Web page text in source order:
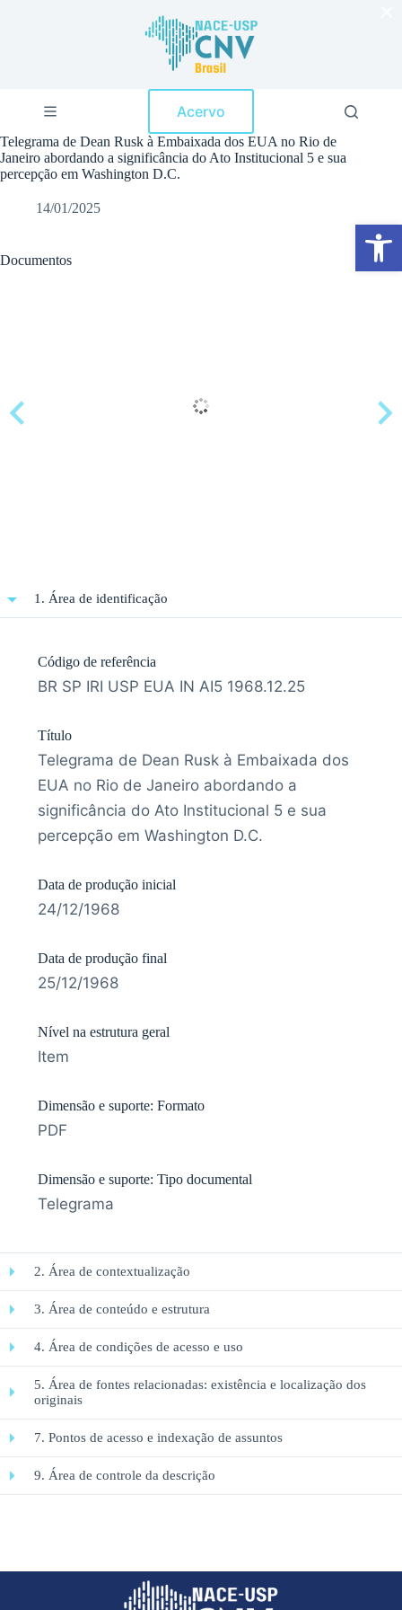
Abrir a barra de ferramentas
a
o
c
ú
Acervo
Telegrama de Dean Rusk à Embaixada dos EUA no Rio de
Janeiro abordando a significância do Ato Institucional 5 e sua
percepção em Washington D.C.
14/01/2025
Documentos
1. Área de identificação
Código de referência
BR SP IRI USP EUA IN AI5 1968.12.25
Título
Telegrama de Dean Rusk à Embaixada dos
EUA no Rio de Janeiro abordando a
significância do Ato Institucional 5 e sua
percepção em Washington D.C.
Data de produção inicial
24/12/1968
Data de produção final
25/12/1968
Nível na estrutura geral
Item
Dimensão e suporte: Formato
PDF
Dimensão e suporte: Tipo documental
Telegrama
2. Área de contextualização
3. Área de conteúdo e estrutura
4. Área de condições de acesso e uso
5. Área de fontes relacionadas: existência e localização dos
originais
7. Pontos de acesso e indexação de assuntos
9. Área de controle da descrição